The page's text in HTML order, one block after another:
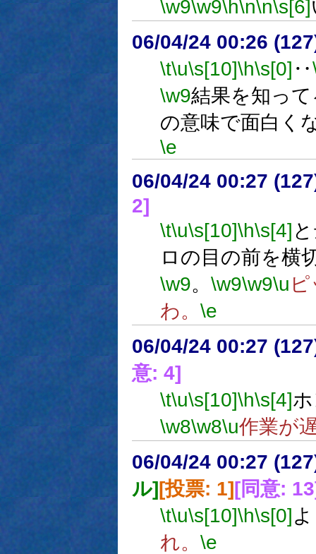
\w9\w9\h\n\n\s[6]
06/04/24 00:26
\t\u\s[10]\h\s[0] ‥
\w9結果を知っ
の意味で面白く
\e
06/04/24 00:27
2]
\t\u\s[10]\h\s[4]
ロの目の前を横
\w9。 \w9\w9\u
わ。 \e
06/04/24 00:27
意: 4]
\t\u\s[10]\h\s[4]
\w8\w8\u作業が
06/04/24 00:27
ル][投票: 1][同意:
\t\u\s[10]\h\s[0]
れ。 \e